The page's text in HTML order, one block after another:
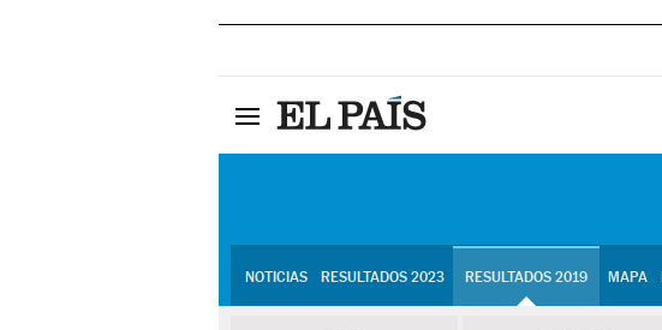
NOTICIAS RESULTADOS 2023 RESULTADOS 2019 MAPA